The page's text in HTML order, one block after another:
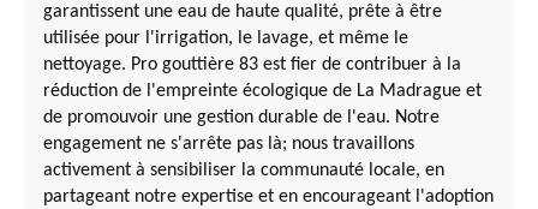
garantissent une eau de haute qualité, prête à être
utilisée pour l'irrigation, le lavage, et même le
nettoyage. Pro gouttière 83 est fier de contribuer à la
réduction de l'empreinte écologique de La Madrague et
de promouvoir une gestion durable de l'eau. Notre
engagement ne s'arrête pas là; nous travaillons
activement à sensibiliser la communauté locale, en
partageant notre expertise et en encourageant l'adoption